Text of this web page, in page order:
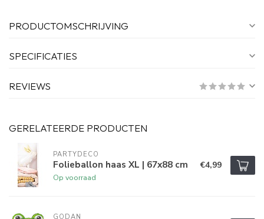
PRODUCTOMSCHRIJVING
SPECIFICATIES
REVIEWS
GERELATEERDE PRODUCTEN
PARTYDECO
Folieballon haas XL | 67x88 cm
Op voorraad
€4,99
GODAN